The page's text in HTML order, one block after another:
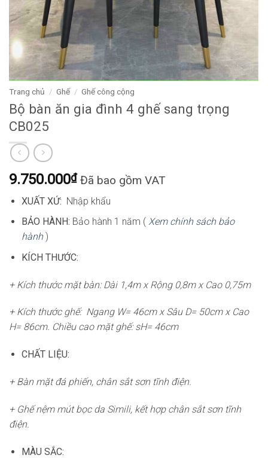
Trang chủ / Ghế / Ghế công cộng
Bộ bàn ăn gia đình 4 ghế sang trọng
CB025
9.750.000₫ Đã bao gồm VAT
XUẤT XỨ: Nhập khẩu
BẢO HÀNH: Bảo hành 1 năm ( Xem chính sách bảo
hành)
KÍCH THƯỚC:
+ Kích thước mặt bàn: Dài 1,4m x Rộng 0,8m x Cao 0,75m
+ Kích thước ghế: Ngang W= 46cm x Sâu D= 50cm x Cao
H= 86cm. Chiều cao mặt ghế: sH= 46cm
CHẤT LIỆU:
+ Bàn mặt đá phiến, chân sắt sơn tĩnh điện.
+ Ghế nệm mút bọc da Simili, kết hợp chân sắt sơn tĩnh
điện.
MÀU SẮC: